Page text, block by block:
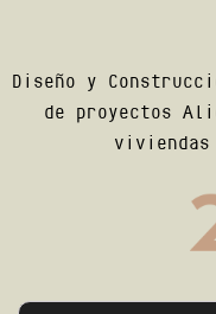
Diseño y
de proyectos